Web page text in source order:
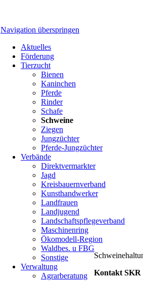
Navigation überspringen
Aktuelles
Förderung
Tierzucht
Bienen
Kaninchen
Pferde
Rinder
Schafe
Schweine
Ziegen
Jungzüchter
Pferde-Jungzüchter
Verbände
Direktvermarkter
Jagd
Kreisbauernverband
Kunsthandwerker
Landfrauen
Landjugend
Landschaftspflegeverband
Maschinenring
Ökomodell-Region
Waldbes. u FBG
Sonstige
Verwaltung
Agrarberatung
Kontakt